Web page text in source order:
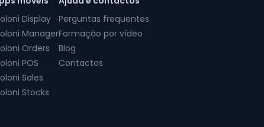
Display
Manager
Orders
POS
Sales
Stocks
Perguntas frequentes
Formação por vídeo
Blog
Contactos